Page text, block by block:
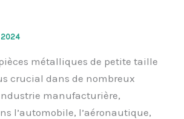
2024
métalliques de petite taille
crucial dans de nombreux
manufacturière,
l’automobile, l’aéronautique,